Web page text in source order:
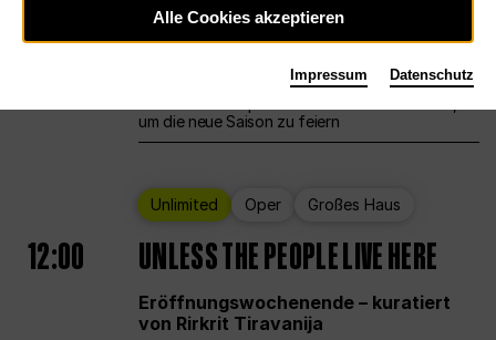
12:00 Eröffnungswochenende
um die neue Saison zu feiern
Unlimited Oper Großes Haus
12:00 UNLESS THE PEOPLE LIVE HERE
Eröffnungswochenende – kuratiert
von Rirkrit Tiravanija
Alle Cookies akzeptieren
Impressum Datenschutz